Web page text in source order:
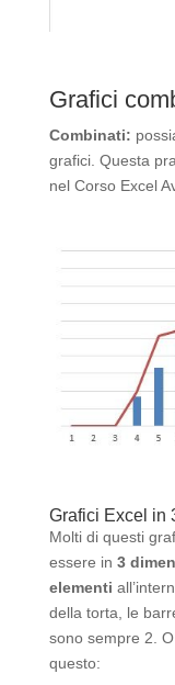
Grafici
Combinati:
grafici. Questa
nel Corso Excel
Grafici Excel in
Molti di questi
essere in 3
elementi
della torta, le
sono sempre 2.
questo: